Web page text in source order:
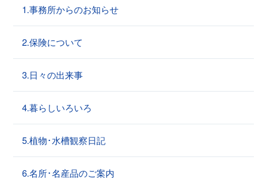
1.事務所からのお知らせ
2.保険について
3.日々の出来事
4.暮らしいろいろ
5.植物･水槽観察日記
6.名所･名産品のご案内